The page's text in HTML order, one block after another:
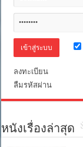
ลงทะเบียน
ลืมรหัสผ่าน
หนังเรื่องล่าสุด